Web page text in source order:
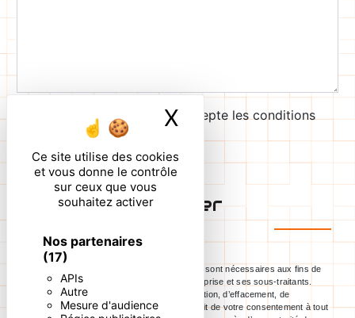
Ce site utilise des cookies
et vous donne le contrôle
sur ceux que vous
souhaitez activer
Nos partenaires
(17)
APIs
Autre
Mesure d'audience
X Masquer le
En cochant cette case, j'accepte les conditions
particulières ci-dessous **
Envoyer
** Les données personnelles communiquées sont nécessaires aux fins de
vous contacter. Elles sont destinées à l'entreprise et ses sous-traitants.
Vous disposez de droits d’accès, de rectification, d’effacement, de
portabilité, de limitation, d’opposition, de retrait de votre consentement à tout